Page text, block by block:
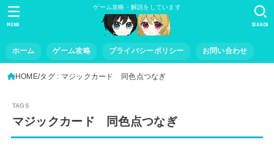
ゲーム攻略・解説をしています
ホーム ゲーム攻略 プライバシーポリシー お問い合わせ
SEARCH
MENU
HOME タグ : マジックカード 同色点つなぎ
マジックカード 同色点つなぎ